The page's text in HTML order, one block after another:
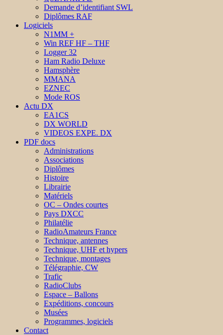
Demande d’identifiant SWL
Diplômes RAF
Logiciels
N1MM +
Win REF HF – THF
Logger 32
Ham Radio Deluxe
Hamsphère
MMANA
EZNEC
Mode ROS
Actu DX
EA1CS
DX WORLD
VIDEOS EXPE. DX
PDF docs
Administrations
Associations
Diplômes
Histoire
Librairie
Matériels
OC – Ondes courtes
Pays DXCC
Philatélie
RadioAmateurs France
Technique, antennes
Technique, UHF et hypers
Technique, montages
Télégraphie, CW
Trafic
RadioClubs
Espace – Ballons
Expéditions, concours
Musées
Programmes, logiciels
Contact